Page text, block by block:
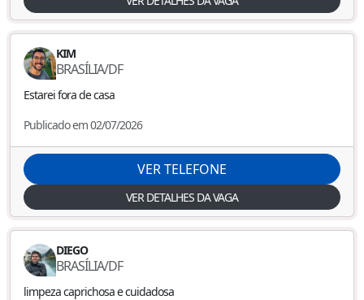
KIM
BRASÍLIA/DF
Estarei fora de casa
Publicado em 02/07/2026
VER TELEFONE
VER DETALHES DA VAGA
DIEGO
BRASÍLIA/DF
limpeza caprichosa e cuidadosa